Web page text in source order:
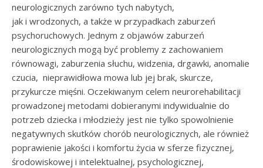
neurologicznych zarówno tych nabytych,
jak i wrodzonych, a także w przypadkach zaburzeń
psychoruchowych. Jednym z objawów zaburzeń
neurologicznych mogą być problemy z zachowaniem
równowagi, zaburzenia słuchu, widzenia, drgawki, anomalie
czucia, nieprawidłowa mowa lub jej brak, skurcze,
przykurcze mięśni. Oczekiwanym celem neurorehabilitacji
prowadzonej metodami dobieranymi indywidualnie do
potrzeb dziecka i młodzieży jest nie tylko spowolnienie
negatywnych skutków chorób neurologicznych, ale również
poprawienie jakości i komfortu życia w sferze fizycznej,
środowiskowej i intelektualnej, psychologicznej,